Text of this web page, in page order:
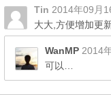
Tin 2014年09月
大大,方便增加更
WanMP 2014
可以…